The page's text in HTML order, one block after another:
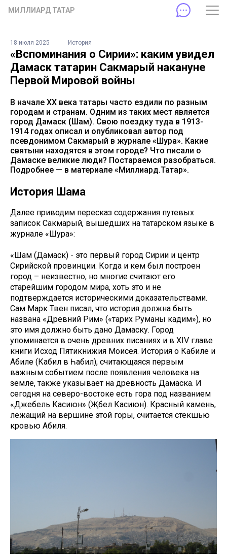
МИЛЛИАРД ТАТАР
18 июля 2025 История
«Вспоминания о Сирии»: каким увидел
Дамаск татарин Сакмарый накануне
Первой Мировой войны
В начале ХХ века татары часто ездили по разным
городам и странам. Одним из таких мест является
город Дамаск (Шам). Свою поездку туда в 1913-
1914 годах описал и опубликовал автор под
псевдонимом Сакмарый в журнале «Шура». Какие
святыни находятся в этом городе? Что писали о
Дамаске великие люди? Постараемся разобраться.
Подробнее — в материале «Миллиард.Татар».
История Шама
Далее приводим пересказ содержания путевых
записок Сакмарый, вышедших на татарском языке в
журнале «Шура»:
«Шам (Дамаск) - это первый город Сирии и центр
Сирийской провинции. Когда и кем был построен
город – неизвестно, но многие считают его
старейшим городом мира, хоть это и не
подтверждается историческими доказательствами.
Сам Марк Твен писал, что история должна быть
названа «Древний Рим» («тарих Руманы кадим»), но
это имя должно быть дано Дамаску. Город
упоминается в очень древних писаниях и в XIV главе
книги Исход Пятикнижия Моисея. История о Кабиле и
Абиле (Кабил вә Һабил), считающаяся первым
важным событием после появления человека на
земле, также указывает на древность Дамаска. И
сегодня на северо-востоке есть гора под названием
«Джебель Касиюн» (Җәбел Касиюн). Красный камень,
лежащий на вершине этой горы, считается стекшью
кровью Абиля.